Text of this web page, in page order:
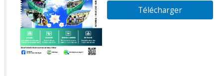
Télécharger